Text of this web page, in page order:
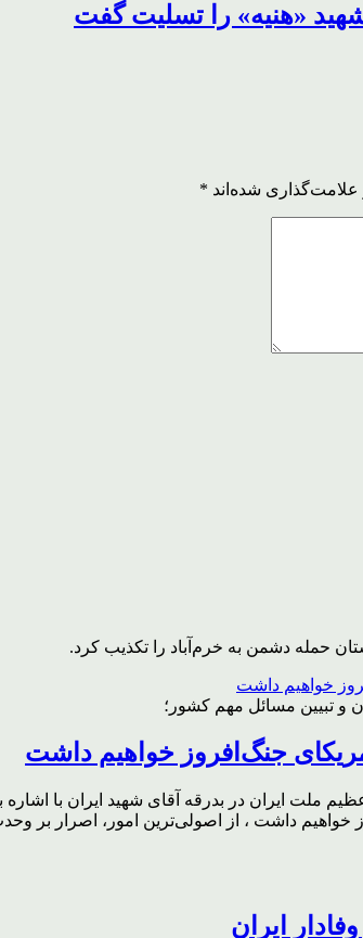
«هنیه» را تسلیت گفت
شده‌اند *
حمله دشمن به خرم‌آباد را تکذیب کرد.
و تبیین مسائل مهم کشور؛
جنگ‌افروز خواهیم داشت
ملت ایران در بدرقه آقای شهید ایران با اشاره
داشت ، از اصولی‌ترین امور، اصرار بر
ایران